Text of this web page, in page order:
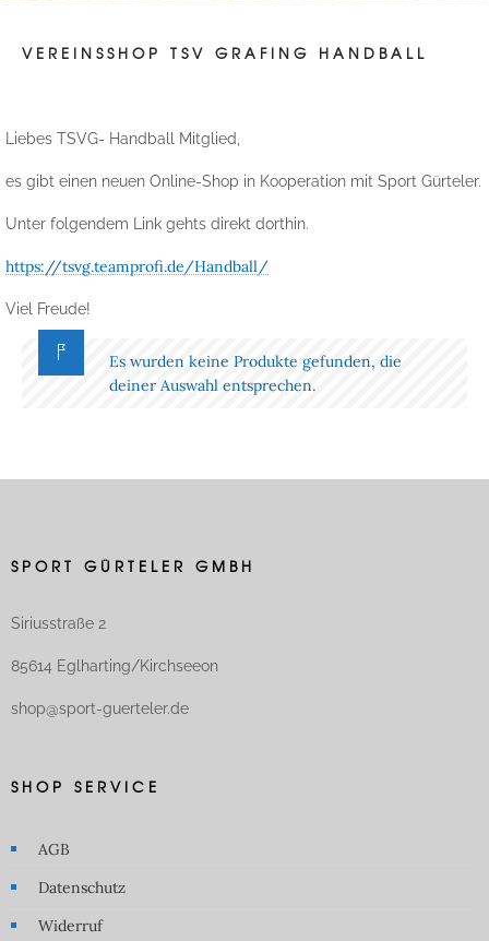
VEREINSSHOP TSV GRAFING HANDBALL
Liebes TSVG- Handball Mitglied,
es gibt einen neuen Online-Shop in Kooperation mit Sport Gürteler.
Unter folgendem Link gehts direkt dorthin.
https://tsvg.teamprofi.de/Handball/
Viel Freude!
Es wurden keine Produkte gefunden, die
deiner Auswahl entsprechen.
SPORT GÜRTELER GMBH
Siriusstraße 2
85614 Eglharting/Kirchseeon
shop@sport-guerteler.de
SHOP SERVICE
AGB
Datenschutz
Widerruf